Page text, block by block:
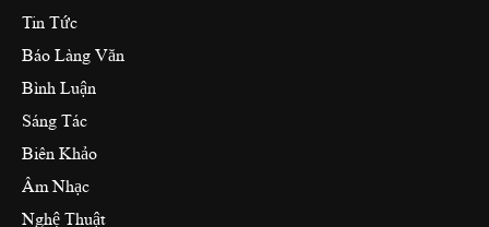
Tin Tức
Báo Làng Văn
Bình Luận
Sáng Tác
Biên Khảo
Âm Nhạc
Nghệ Thuật